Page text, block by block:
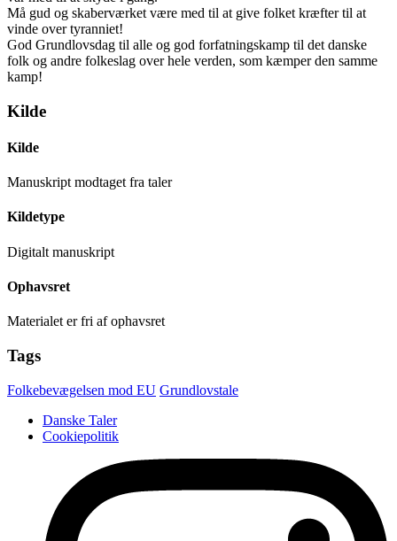
Må gud og skaberværket være med til at give folket kræfter til at
vinde over tyranniet!
God Grundlovsdag til alle og god forfatningskamp til det danske
folk og andre folkeslag over hele verden, som kæmper den samme
kamp!
Kilde
Kilde
Manuskript modtaget fra taler
Kildetype
Digitalt manuskript
Ophavsret
Materialet er fri af ophavsret
Tags
Folkebevægelsen mod EU Grundlovstale
Danske Taler
Cookiepolitik